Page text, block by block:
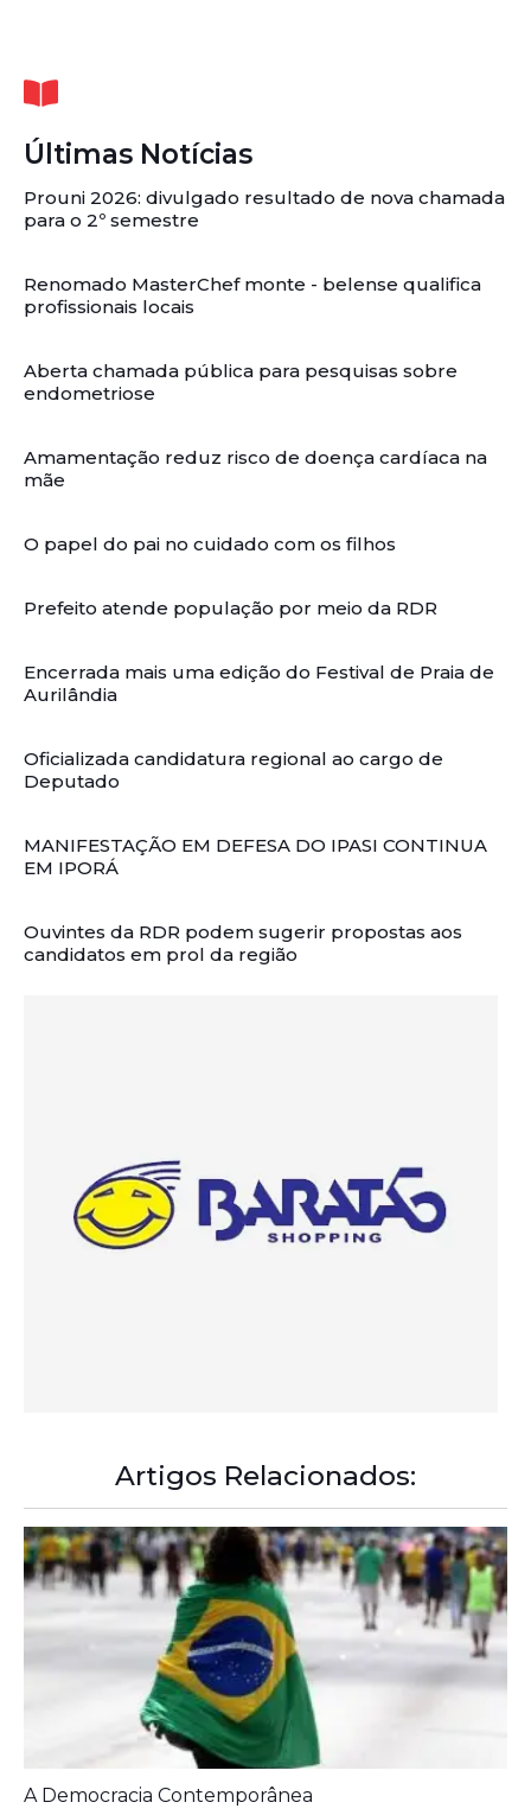
Últimas Notícias
Prouni 2026: divulgado resultado de nova chamada
para o 2º semestre
Renomado MasterChef monte - belense qualifica
profissionais locais
Aberta chamada pública para pesquisas sobre
endometriose
Amamentação reduz risco de doença cardíaca na
mãe
O papel do pai no cuidado com os filhos
Prefeito atende população por meio da RDR
Encerrada mais uma edição do Festival de Praia de
Aurilândia
Oficializada candidatura regional ao cargo de
Deputado
MANIFESTAÇÃO EM DEFESA DO IPASI CONTINUA
EM IPORÁ
Ouvintes da RDR podem sugerir propostas aos
candidatos em prol da região
Artigos Relacionados:
A Democracia Contemporânea
Prouni 2026: divulgado resultado de nova
chamada para o 2º semestre